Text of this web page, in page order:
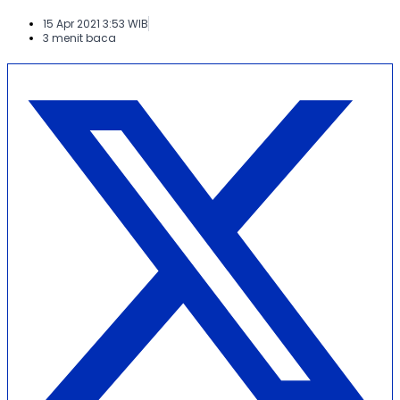
15 Apr 2021 3:53 WIB
3 menit baca